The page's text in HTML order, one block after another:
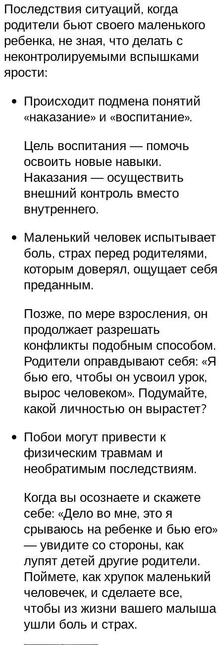
Последствия ситуаций, когда
родители бьют своего маленького
ребенка, не зная, что делать с
неконтролируемыми вспышками
ярости:
Происходит подмена понятий
«наказание» и «воспитание».
Цель воспитания — помочь
освоить новые навыки.
Наказания — осуществить
внешний контроль вместо
внутреннего.
Маленький человек испытывает
боль, страх перед родителями,
которым доверял, ощущает себя
преданным.
Позже, по мере взросления, он
продолжает разрешать
конфликты подобным способом.
Родители оправдывают себя: «Я
бью его, чтобы он усвоил урок,
вырос человеком». Подумайте,
какой личностью он вырастет?
Побои могут привести к
физическим травмам и
необратимым последствиям.
Когда вы осознаете и скажете
себе: «Дело во мне, это я
срываюсь на ребенке и бью его»
— увидите со стороны, как
лупят детей другие родители.
Поймете, как хрупок маленький
человечек, и сделаете все,
чтобы из жизни вашего малыша
ушли боль и страх.